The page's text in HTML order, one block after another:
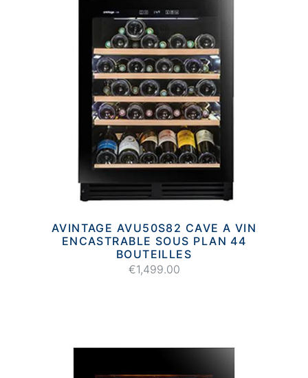
AVINTAGE AVU50S82 CAVE A VIN
ENCASTRABLE SOUS PLAN 44
BOUTEILLES
€1,499.00